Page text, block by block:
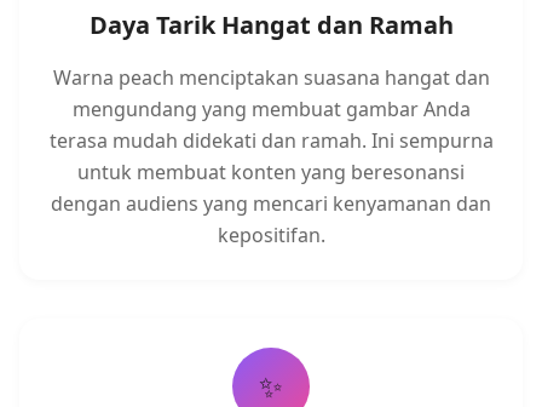
Daya Tarik Hangat dan Ramah
Warna peach menciptakan suasana hangat dan
mengundang yang membuat gambar Anda
terasa mudah didekati dan ramah. Ini sempurna
untuk membuat konten yang beresonansi
dengan audiens yang mencari kenyamanan dan
kepositifan.
✨